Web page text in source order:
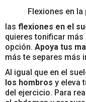
Flexiones en la
las flexiones en el
quieres tonificar
opción. Apoya tus
más te separes más
Al igual que en el
los hombros y eleva
del ejercicio. Para